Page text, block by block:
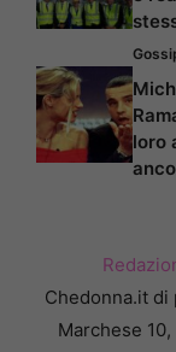
loro
Chedonna.it di
Marchese